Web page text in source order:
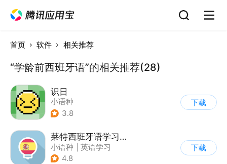
首页 软件 相关推荐
“学龄前西班牙语”的相关推荐(28)
识日
小语种
3.8
下载
莱特西班牙语学习背单词
小语种
英语学习
4.8
下载